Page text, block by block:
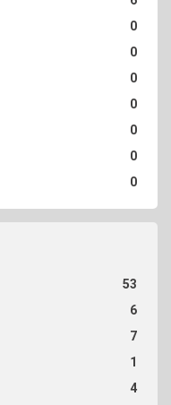
0
0
0
0
0
0
0
53
6
7
1
4